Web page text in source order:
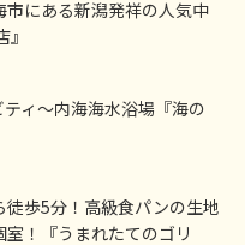
にある新潟発祥の人気中
ィ～内海海水浴場『海の
歩5分！高級食パンの生地
！『うまれたてのゴリ